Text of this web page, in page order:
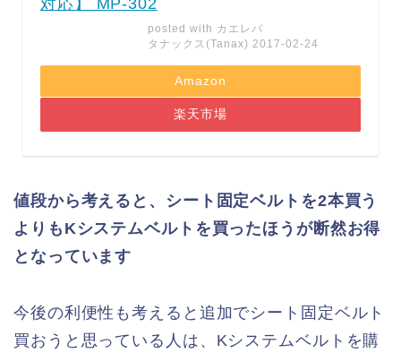
対応】 MP-302
posted with カエレバ
タナックス(Tanax) 2017-02-24
Amazon
楽天市場
値段から考えると、シート固定ベルトを2本買う
よりもKシステムベルトを買ったほうが断然お得
となっています
今後の利便性も考えると追加でシート固定ベルト
買おうと思っている人は、Kシステムベルトを購